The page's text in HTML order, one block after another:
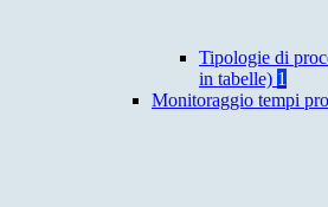
Tipologie di
in tabelle) 1
Monitoraggio tempi